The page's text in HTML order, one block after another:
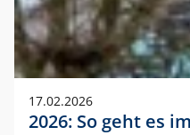
17.02.2026
2026: So geht es